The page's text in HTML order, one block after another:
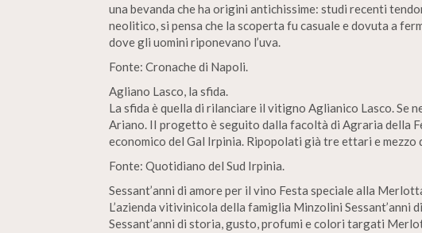
una bevanda che ha origini antichissime: studi recenti
neolitico, si pensa che la scoperta fu casuale e dovuta a
dove gli uomini riponevano l’uva.
Fonte: Cronache di Napoli.
Agliano Lasco, la sfida.
La sfida è quella di rilanciare il vitigno Aglianico Lasco. Se
Ariano. II progetto è seguito dalla facoltà di Agraria della
economico del Gal Irpinia. Ripopolati già tre ettari e mezzo
Fonte: Quotidiano del Sud Irpinia.
Sessant’anni di amore per il vino Festa speciale alla
L’azienda vitivinicola della famiglia Minzolini
Sessant’anni di storia, gusto, profumi e colori targati